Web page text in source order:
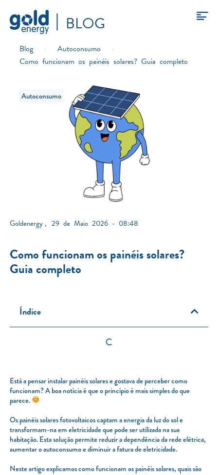
BLOG
Blog › Autoconsumo
›
Como funcionam os painéis solares? Guia completo
Autoconsumo
Goldenergy 29 de Maio 2026 - 08:48
Como funcionam os painéis solares?
Guia completo
Índice
Está a pensar instalar painéis solares e gostava de perceber como
funcionam? A boa notícia é que o princípio é mais simples do que
parece.
Os painéis solares fotovoltaicos captam a energia da luz do sol e
transformam-na em eletricidade que pode ser utilizada na sua
habitação. Esta solução permite reduzir a dependência da rede elétrica,
aumentar o autoconsumo e diminuir a fatura de eletricidade.
Neste artigo explicamos como funcionam os painéis solares, quais são